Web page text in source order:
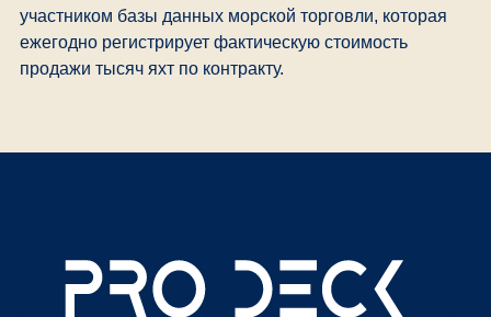
участником базы данных морской торговли, которая
ежегодно регистрирует фактическую стоимость
продажи тысяч яхт по контракту.